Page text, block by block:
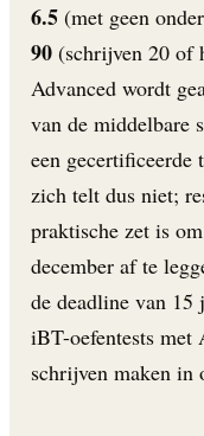
6.5 (met geen
90 (schrijven 20 of
Advanced wordt
van de middelbare
een
zich telt dus niet;
praktische zet is
december af te
de deadline van
iBT-oefentests met
schrijven maken in